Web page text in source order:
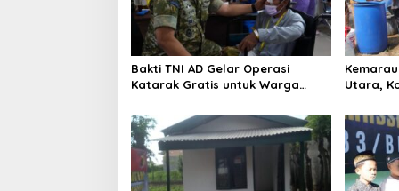
Bakti TNI AD Gelar Operasi
Katarak Gratis untuk Warga
Utara,